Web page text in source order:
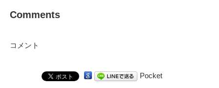
Comments
コメント
Pocket